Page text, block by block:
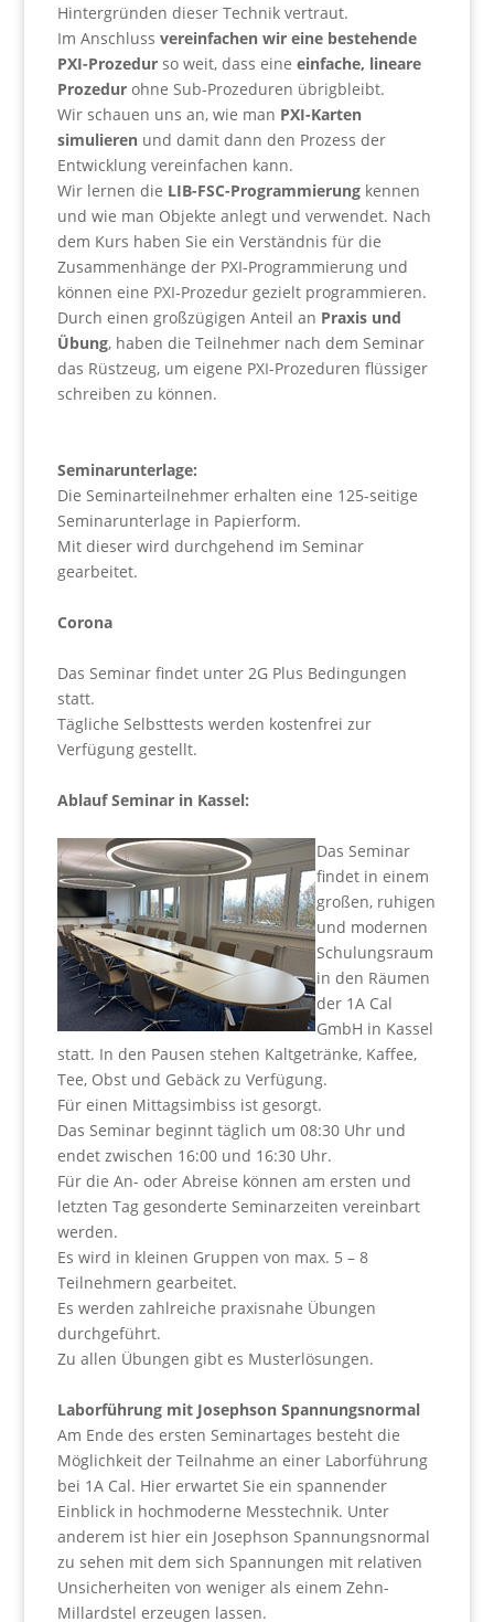
Hintergründen dieser Technik vertraut.
Im Anschluss vereinfachen wir eine bestehende
PXI-Prozedurso weit, dass eine einfache, lineare
Prozedurohne Sub-Prozeduren übrigbleibt.
Wir schauen uns an, wie man PXI-Karten
simulierenund damit dann den Prozess der
Entwicklung vereinfachen kann.
Wir lernen die LIB-FSC-Programmierungkennen
und wie man Objekte anlegt und verwendet. Nach
dem Kurs haben Sie ein Verständnis für die
Zusammenhänge der PXI-Programmierung und
können eine PXI-Prozedur gezielt programmieren.
Durch einen großzügigen Anteil an Praxis und
Übung, haben die Teilnehmer nach dem Seminar
das Rüstzeug, um eigene PXI-Prozeduren flüssiger
schreiben zu können.
Seminarunterlage:
Die Seminarteilnehmer erhalten eine 125-seitige
Seminarunterlage in Papierform.
Mit dieser wird durchgehend im Seminar
gearbeitet.
Corona
Das Seminar findet unter 2G Plus Bedingungen
statt.
Tägliche Selbsttests werden kostenfrei zur
Verfügung gestellt.
Ablauf Seminar in Kassel:
Das Seminar
findet in einem
großen, ruhigen
und modernen
Schulungsraum
in den Räumen
der 1A Cal
GmbH in Kassel
statt. In den Pausen stehen Kaltgetränke, Kaffee,
Tee, Obst und Gebäck zu Verfügung.
Für einen Mittagsimbiss ist gesorgt.
Das Seminar beginnt täglich um 08:30 Uhr und
endet zwischen 16:00 und 16:30 Uhr.
Für die An- oder Abreise können am ersten und
letzten Tag gesonderte Seminarzeiten vereinbart
werden.
Es wird in kleinen Gruppen von max. 5 – 8
Teilnehmern gearbeitet.
Es werden zahlreiche praxisnahe Übungen
durchgeführt.
Zu allen Übungen gibt es Musterlösungen.
Laborführung mit Josephson Spannungsnormal
Am Ende des ersten Seminartages besteht die
Möglichkeit der Teilnahme an einer Laborführung
bei 1A Cal. Hier erwartet Sie ein spannender
Einblick in hochmoderne Messtechnik. Unter
anderem ist hier ein Josephson Spannungsnormal
zu sehen mit dem sich Spannungen mit relativen
Unsicherheiten von weniger als einem Zehn-
Millardstel erzeugen lassen.